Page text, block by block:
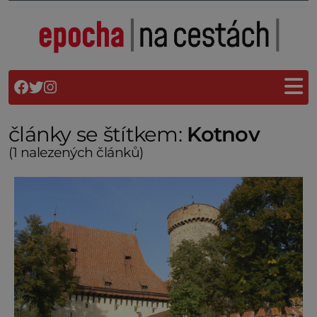
články se štítkem: Kotnov
(1 nalezených článků)